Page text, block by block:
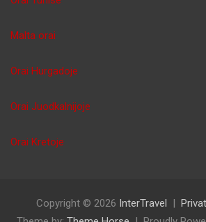
Malta orai
Orai Hurgadoje
Orai Juodkalnijoje
Orai Kretoje
Copyright © 2026 InterTravel